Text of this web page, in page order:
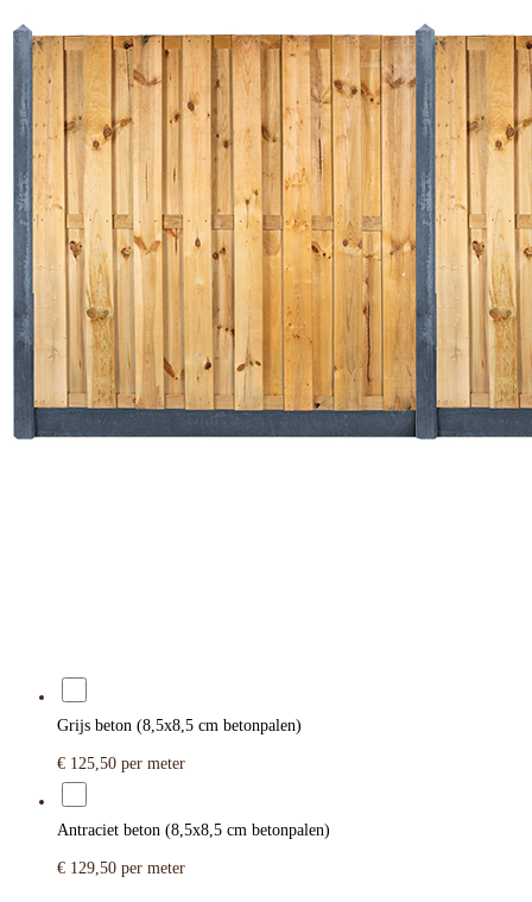
Grijs beton (8,5x8,5 cm betonpalen)
€ 125,50 per meter
Antraciet beton (8,5x8,5 cm betonpalen)
€ 129,50 per meter